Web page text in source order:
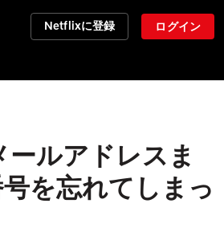
Netflixに登録 ログイン
ルアドレスま
を忘れてしまっ